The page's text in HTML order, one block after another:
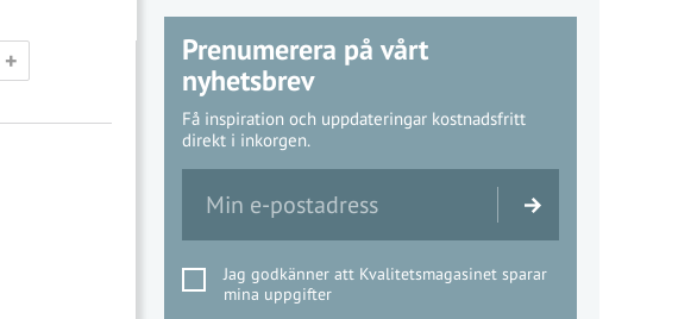
+
Prenumerera på vårt
nyhetsbrev
Få inspiration och uppdateringar kostnadsfritt
direkt i inkorgen.
Jag godkänner att Kvalitetsmagasinet sparar
mina uppgifter